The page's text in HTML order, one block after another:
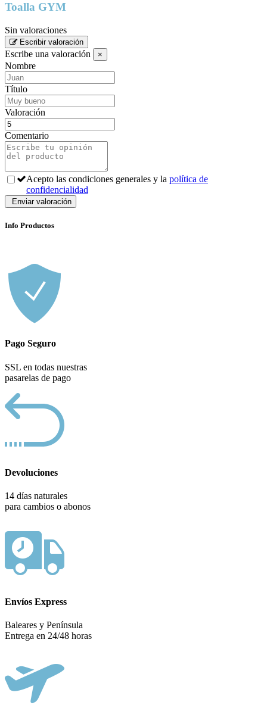
Toalla GYM
Sin valoraciones
Escribir valoración
Escribe una valoración ×
Nombre
Título
Valoración
Comentario
Acepto las condiciones generales y la política de
confidencialidad
Info Productos
Pago Seguro
SSL en todas nuestras
pasarelas de pago
Devoluciones
14 días naturales
para cambios o abonos
Envíos Express
Baleares y Península
Entrega en 24/48 horas